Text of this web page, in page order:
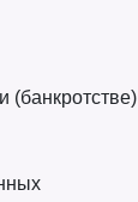
(банкротстве)